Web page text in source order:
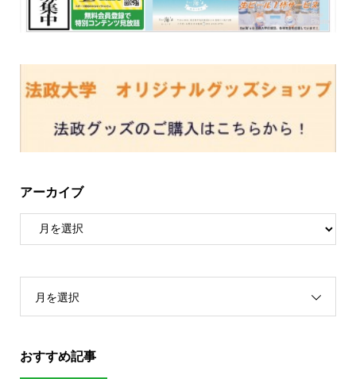
アーカイブ
月を選択
おすすめ記事